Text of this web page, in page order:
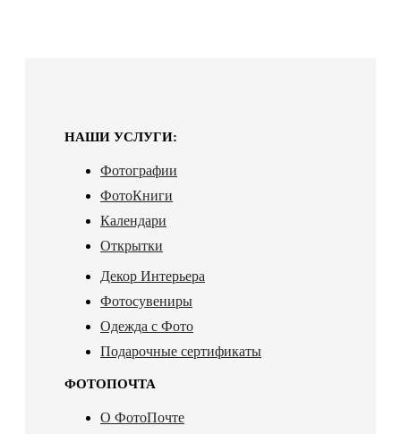
НАШИ УСЛУГИ:
Фотографии
ФотоКниги
Календари
Открытки
Декор Интерьера
Фотосувениры
Одежда с Фото
Подарочные сертификаты
ФОТОПОЧТА
О ФотоПочте